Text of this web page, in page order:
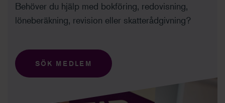
Behöver du hjälp med bokföring, redovisning,
löneberäkning, revision eller skatterådgivning?
SÖK MEDLEM